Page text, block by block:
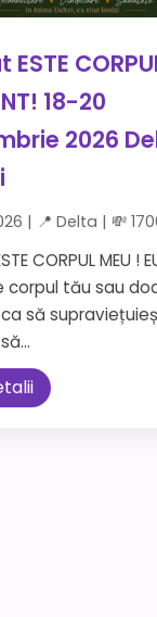
18-20
2026
| 📍 Delta | 💸
CORPUL MEU !
corpul tău sau
să